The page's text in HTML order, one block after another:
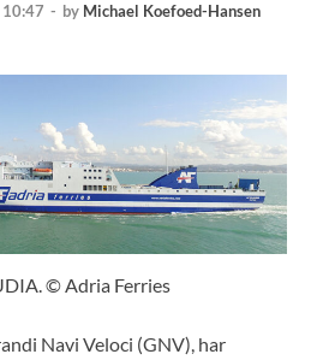
10:47 - by Michael Koefoed-Hansen
© Adria Ferries
Navi Veloci (GNV), har